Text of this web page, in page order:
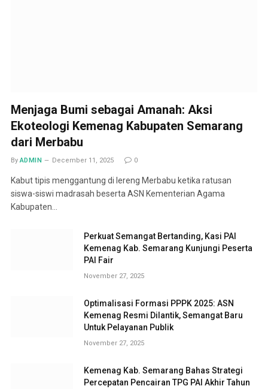
Menjaga Bumi sebagai Amanah: Aksi
Ekoteologi Kemenag Kabupaten Semarang
dari Merbabu
By ADMIN December 11, 2025 0
Kabut tipis menggantung di lereng Merbabu ketika ratusan
siswa-siswi madrasah beserta ASN Kementerian Agama
Kabupaten…
Perkuat Semangat Bertanding, Kasi PAI
Kemenag Kab. Semarang Kunjungi Peserta
PAI Fair
November 27, 2025
Optimalisasi Formasi PPPK 2025: ASN
Kemenag Resmi Dilantik, Semangat Baru
Untuk Pelayanan Publik
November 27, 2025
Kemenag Kab. Semarang Bahas Strategi
Percepatan Pencairan TPG PAI Akhir Tahun